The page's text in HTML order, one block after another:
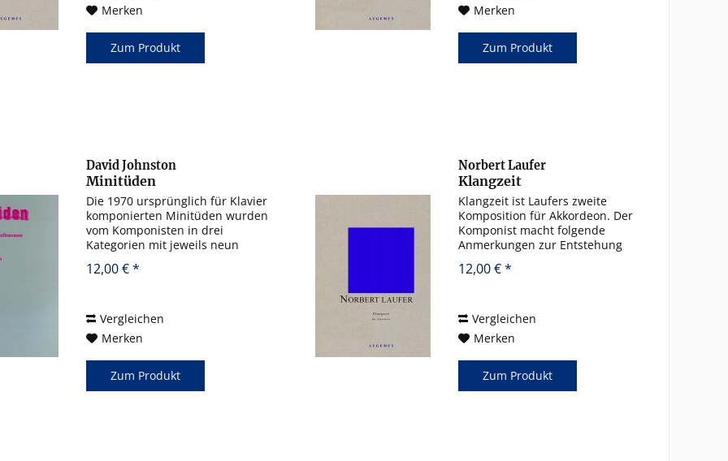
Merken
Zum Produkt
Merken
Zum Produkt
David Johnston
Minitüden
Die 1970 ursprünglich für Klavier
komponierten Minitüden wurden
vom Komponisten in drei
Kategorien mit jeweils neun
allein b) beide Hände in
12,00 € *
Vergleichen
Merken
Zum Produkt
Norbert Laufer
Klangzeit
Klangzeit ist Laufers zweite
Komposition für Akkordeon. Der
Komponist macht folgende
Anmerkungen zur Entstehung
Tanz, Dialog und Marsch
12,00 € *
Vergleichen
Merken
Zum Produkt